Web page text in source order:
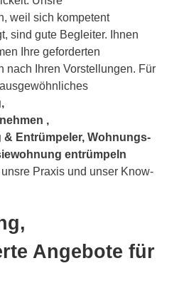
weil sich kompetent
sind gute Begleiter. Ihnen
Ihre geforderten
nach Ihren Vorstellungen. Für
,
Entrümpeler, Wohnungs-
entrümpeln
Praxis und unser Know-
Angebote für